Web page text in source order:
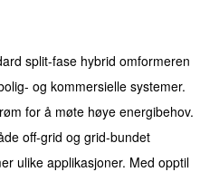
split-fase hybrid omformeren
og kommersielle systemer.
for å møte høye energibehov.
off-grid og grid-bundet
ulike applikasjoner. Med opptil